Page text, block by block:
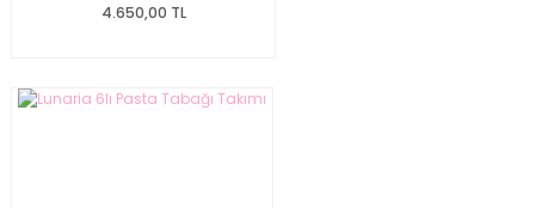
4.650,00 TL